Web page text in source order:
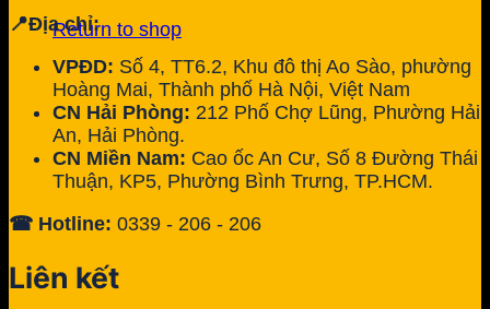
Return to shop
📍Địa chỉ:
VPĐD: Số 4, TT6.2, Khu đô thị Ao Sào, phường
Hoàng Mai, Thành phố Hà Nội, Việt Nam
CN Hải Phòng: 212 Phố Chợ Lũng, Phường Hải
An, Hải Phòng.
CN Miền Nam: Cao ốc An Cư, Số 8 Đường Thái
Thuận, KP5, Phường Bình Trưng, TP.HCM.
☎ Hotline: 0339 - 206 - 206
Liên kết